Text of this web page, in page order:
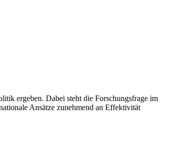
ergeben. Dabei steht die Forschungsfrage im
Ansätze zunehmend an Effektivität